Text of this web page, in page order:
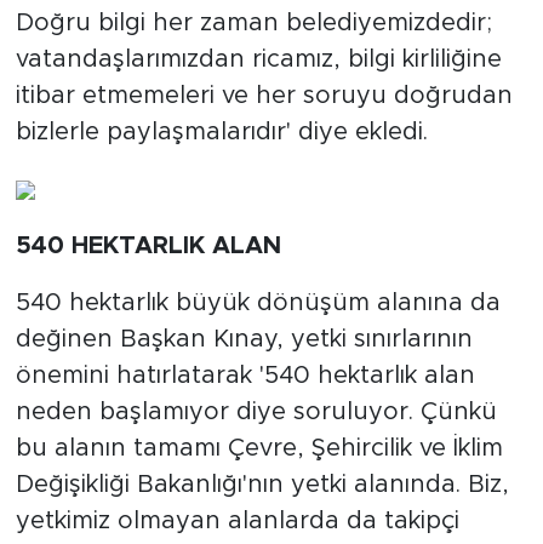
Doğru bilgi her zaman belediyemizdedir;
vatandaşlarımızdan ricamız, bilgi kirliliğine
itibar etmemeleri ve her soruyu doğrudan
bizlerle paylaşmalarıdır' diye ekledi.
540 HEKTARLIK ALAN
540 hektarlık büyük dönüşüm alanına da
değinen Başkan Kınay, yetki sınırlarının
önemini hatırlatarak '540 hektarlık alan
neden başlamıyor diye soruluyor. Çünkü
bu alanın tamamı Çevre, Şehircilik ve İklim
Değişikliği Bakanlığı'nın yetki alanında. Biz,
yetkimiz olmayan alanlarda da takipçi